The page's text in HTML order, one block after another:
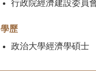
行政院經濟建設委員
學歷
政治大學經濟學碩士